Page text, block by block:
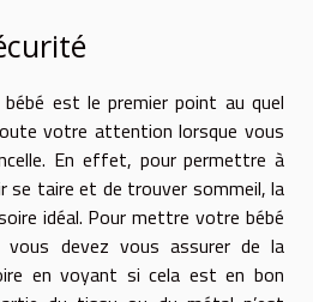
est le premier point au quel
votre attention lorsque vous
En effet, pour permettre à
se taire et de trouver sommeil, la
idéal. Pour mettre votre bébé
vous devez vous assurer de la
en voyant si cela est en bon